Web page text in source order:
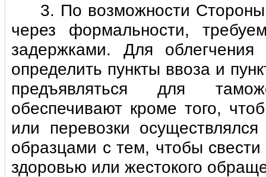
3. По возможности Стороны
через формальности,
задержками. Для
определить пункты ввоза и
предъявляться для
обеспечивают кроме того,
или перевозки
образцами с тем, чтобы
здоровью или жестокого